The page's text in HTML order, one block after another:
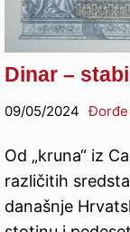
Dinar –
09/05/2024 Đorđe
Od „kruna“ iz
različitih
današnje